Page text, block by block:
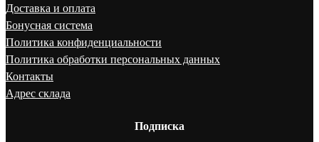
Доставка и оплата
Бонусная система
Политика конфиденциальности
Политика обработки персональных данных
Контакты
Адрес склада
Подписка